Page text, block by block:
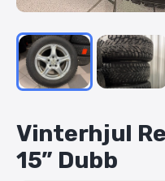
Vinterhjul
15” Dubb